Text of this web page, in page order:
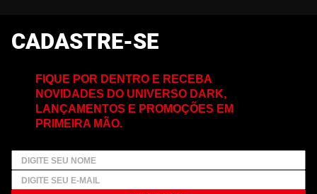
CADASTRE-SE
FIQUE POR DENTRO E RECEBA
NOVIDADES DO UNIVERSO DARK,
LANÇAMENTOS E PROMOÇÕES EM
PRIMEIRA MÃO.